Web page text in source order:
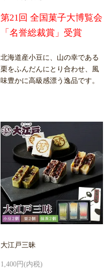
第21回 全国菓子大博覧会
「名誉総裁賞」受賞
北海道産小豆に、山の幸である
栗をふんだんにとり合わせ、風
味豊かに高級感漂う逸品です。
大江戸三昧
1,400円(内税)